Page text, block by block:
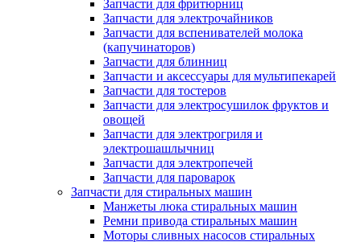
Запчасти для фритюрниц
Запчасти для электрочайников
Запчасти для вспенивателей молока
(капучинаторов)
Запчасти для блинниц
Запчасти и аксессуары для мультипекарей
Запчасти для тостеров
Запчасти для электросушилок фруктов и
овощей
Запчасти для электрогриля и
электрошашлычниц
Запчасти для электропечей
Запчасти для пароварок
Запчасти для стиральных машин
Манжеты люка стиральных машин
Ремни привода стиральных машин
Моторы сливных насосов стиральных